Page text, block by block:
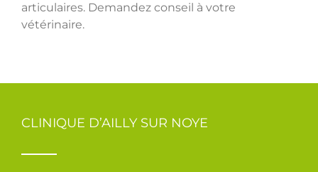
articulaires. Demandez conseil à votre
vétérinaire.
CLINIQUE D’AILLY SUR NOYE